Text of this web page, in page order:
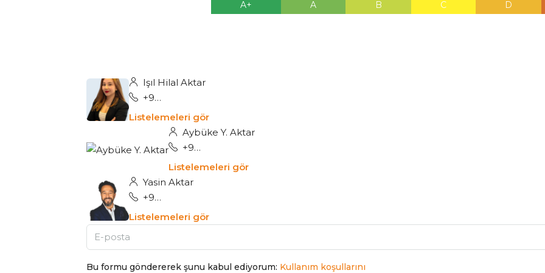
A+ A B C D
Işıl Hilal Aktar
+90 545 250 95 20
Listelemeleri gör
Aybüke Y. Aktar
+90 541 914 1621
Listelemeleri gör
Yasin Aktar
+90 532 510 30 36
Listelemeleri gör
Bu formu göndererek şunu kabul ediyorum: Kullanım koşullarını